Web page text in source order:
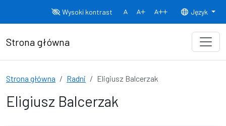
Wysoki kontrast
Normalny rozmiar czcionki
Rozmiar czcionki 150% Rozmiar
Język
Strona główna
Strona główna Radni Eligiusz Balcerzak
Eligiusz Balcerzak